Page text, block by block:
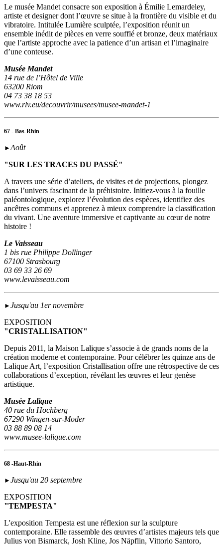
Le musée Mandet consacre son exposition à Émilie Lemardeley,
artiste et designer dont l’œuvre se situe à la frontière du visible et du
vibratoire. Intitulée Lumière sculptée, l’exposition réunit un
ensemble inédit de pièces en verre soufflé et bronze, deux matériaux
que l’artiste approche avec la patience d’un artisan et l’imaginaire
d’une conteuse.
Musée Mandet
14 rue de l’Hôtel de Ville
63200 Riom
04 73 38 18 53
www.rlv.eu/decouvrir/musees/musee-mandet-1
67 - Bas-Rhin
►Août
"SUR LES TRACES DU PASSÉ"
A travers une série d’ateliers, de visites et de projections, plongez
dans l’univers fascinant de la préhistoire. Initiez-vous à la fouille
paléontologique, explorez l’évolution des espèces, identifiez des
ancêtres communs et apprenez à mieux comprendre la classification
du vivant. Une aventure immersive et captivante au cœur de notre
histoire !
Le Vaisseau
1 bis rue Philippe Dollinger
67100 Strasbourg
03 69 33 26 69
www.levaisseau.com
► Jusqu'au 1er novembre
EXPOSITION
"CRISTALLISATION"
Depuis 2011, la Maison Lalique s’associe à de grands noms de la
création moderne et contemporaine. Pour célébrer les quinze ans de
Lalique Art, l’exposition Cristallisation offre une rétrospective de ces
collaborations d’exception, révélant les œuvres et leur genèse
artistique.
Musée Lalique
40 rue du Hochberg
67290 Wingen-sur-Moder
03 88 89 08 14
www.musee-lalique.com
68 -Haut-Rhin
► Jusqu'au 20 septembre
EXPOSITION
"TEMPESTA"
L'exposition Tempesta est une réflexion sur la sculpture
contemporaine. Elle rassemble des œuvres d’artistes majeurs tels que
Julius von Bismarck, Josh Kline, Jos Näpflin, Vittorio Santoro,